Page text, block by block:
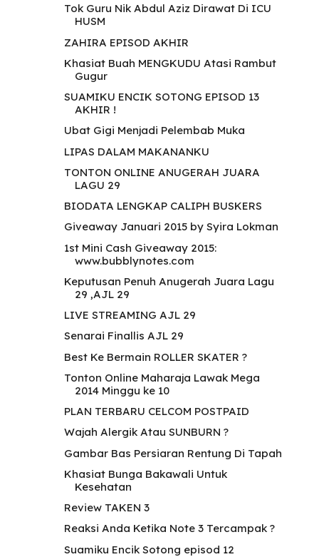
Tok Guru Nik Abdul Aziz Dirawat Di ICU
HUSM
ZAHIRA EPISOD AKHIR
Khasiat Buah MENGKUDU Atasi Rambut
Gugur
SUAMIKU ENCIK SOTONG EPISOD 13
AKHIR !
Ubat Gigi Menjadi Pelembab Muka
LIPAS DALAM MAKANANKU
TONTON ONLINE ANUGERAH JUARA
LAGU 29
BIODATA LENGKAP CALIPH BUSKERS
Giveaway Januari 2015 by Syira Lokman
1st Mini Cash Giveaway 2015:
www.bubblynotes.com
Keputusan Penuh Anugerah Juara Lagu
29 ,AJL 29
LIVE STREAMING AJL 29
Senarai Finallis AJL 29
Best Ke Bermain ROLLER SKATER ?
Tonton Online Maharaja Lawak Mega
2014 Minggu ke 10
PLAN TERBARU CELCOM POSTPAID
Wajah Alergik Atau SUNBURN ?
Gambar Bas Persiaran Rentung Di Tapah
Khasiat Bunga Bakawali Untuk
Kesehatan
Review TAKEN 3
Reaksi Anda Ketika Note 3 Tercampak ?
Suamiku Encik Sotong episod 12